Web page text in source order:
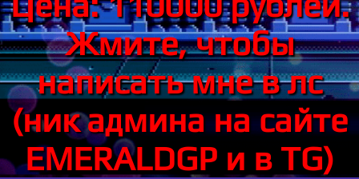
Жмите, чтобы
написать мне в лс
(ник админа на сайте
EMERALDGP и в TG)